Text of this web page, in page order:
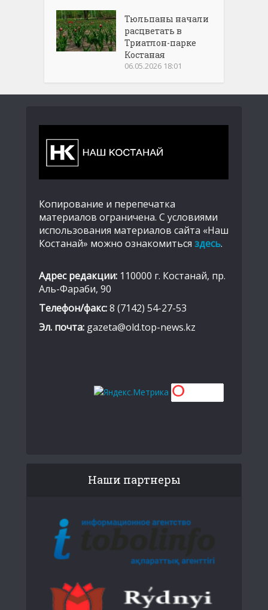
Тюльпаны начали
расцветать в
Триатлон-парке
Костаная
06.05.2026 18:01
Копирование и перепечатка
материалов ограничена. С условиями
использования материалов сайта «Наш
Костанай» можно ознакомиться здесь.
Адрес редакции: 110000 г. Костанай, пр.
Аль-Фараби, 90
Телефон/факс:8 (7142) 54-27-53
Эл. почта: gazeta@old.top-news.kz
Наши партнеры